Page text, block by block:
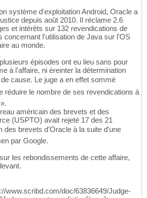
système d'exploitation Android, Oracle a
depuis août 2010. Il réclame 2.6
et intérêts sur 132 revendications de
concernant l'utilisation de Java sur l'OS
au monde.
épisodes ont eu lieu sans pour
à l'affaire, ni éreinter la détermination
de cause. Le juge a en effet sommé
réduire le nombre de ses revendications à
».
américain des brevets et des
(USPTO) avait rejeté 17 des 21
des brevets d'Oracle à la suite d'une
par Google.
les rebondissements de cette affaire,
www.scribd.com/doc/63836649/Judge-